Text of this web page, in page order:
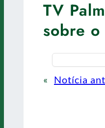
TV
sobre o
« Notícia